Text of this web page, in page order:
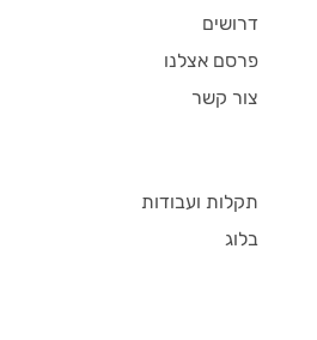
דרושים
פרסם אצלנו
צור קשר
תקלות ועבודות
בלוג